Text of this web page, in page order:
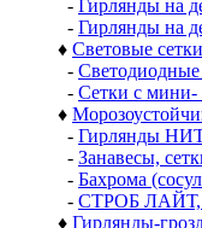
- Гирлянды на
- Гирлянды на
♦ Световые
-
- Сетки с
♦
- Гирлянды
- Занавесы,
- Бахрома
- СТРОБ
♦ Гирлянды-